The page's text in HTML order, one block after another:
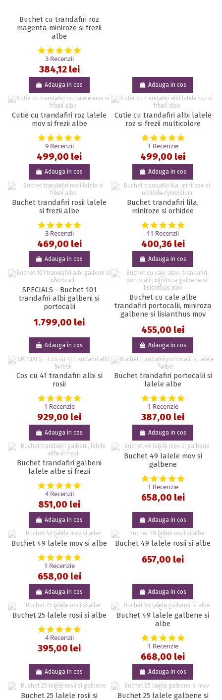
Buchet cu trandafiri roz
magenta miniroze si frezii
albe
5.0 star rating
3 Recenzii
384,12 lei
Adauga in cos Adauga in cos
Cutie cu trandafiri roz lalele
mov si frezii albe
5.0 star rating
9 Recenzii
499,00 lei
Adauga in cos
Cutie cu trandafiri albi lalele
roz si frezii multicolore
5.0 star
1 Recenzie
499,00 lei
Adauga in cos
Buchet trandafiri rosii lalele
si frezii albe
5.0 star rating
3 Recenzii
469,00 lei
Adauga in cos
Buchet trandafiri lila,
miniroze si orhidee
5.0 star
11 Recenzii
400,36 lei
Adauga in cos
SPECIALS - Buchet 101
trandafiri albi galbeni si
portocalii
1.799,00 lei
Adauga in cos
Buchet cu cale albe
trandafiri portocalii, miniroza
galbene si lisianthus mov
455,00 lei
Adauga in cos
Cos cu 41 trandafiri albi si
rosii
5.0 star rating
1 Recenzie
929,00 lei
Adauga in cos
Buchet trandafiri portocalii si
lalele albe
5.0 star
1 Recenzie
387,00 lei
Adauga in cos
Buchet trandafiri galbeni
lalele albe si frezii
5.0 star rating
4 Recenzii
851,00 lei
Adauga in cos
Buchet 49 lalele mov si
galbene
5.0 star
1 Recenzie
658,00 lei
Adauga in cos
Buchet 49 lalele mov si albe
5.0 star rating
1 Recenzie
658,00 lei
Adauga in cos
Buchet 49 lalele rosii si albe
657,00 lei
Adauga in cos
Buchet 25 lalele rosii si albe
5.0 star rating
4 Recenzii
395,00 lei
Adauga in cos
Buchet 49 lalele galbene si
albe
5.0 star
1 Recenzie
668,00 lei
Adauga in cos
Buchet 25 lalele rosii si
Buchet 25 lalele galbene si